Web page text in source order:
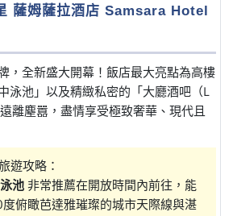
薩姆薩拉酒店 Samsara Hotel
，全新盛大開幕！飯店最大亮點為高樓
泳池」以及精緻私密的「大廳酒吧（L
離塵囂，盡情享受極致奢華、現代且
遊攻略：
池 非常推薦在開放時間內前往，能
俯瞰芭達雅璀璨的城市天際線與湛